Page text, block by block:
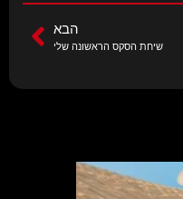
הבא
שיחת הסקס הראשונה שלי